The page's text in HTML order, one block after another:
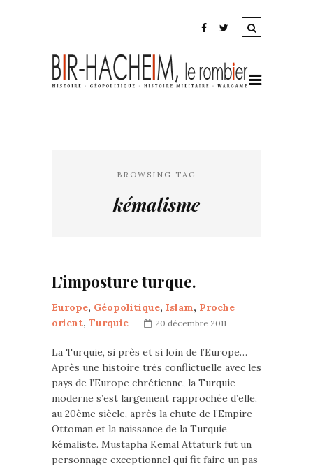
BROWSING TAG
kémalisme
L’imposture turque.
Europe, Géopolitique, Islam, Proche
orient, Turquie 20 décembre 2011
La Turquie, si près et si loin de l’Europe…
Après une histoire très conflictuelle avec les
pays de l’Europe chrétienne, la Turquie
moderne s’est largement rapprochée d’elle,
au 20ème siècle, après la chute de l’Empire
Ottoman et la naissance de la Turquie
kémaliste. Mustapha Kemal Attaturk fut un
personnage exceptionnel qui fit faire un pas